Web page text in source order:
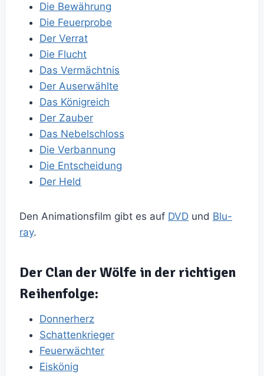
Die Bewährung
Die Feuerprobe
Der Verrat
Die Flucht
Das Vermächtnis
Der Auserwählte
Das Königreich
Der Zauber
Das Nebelschloss
Die Verbannung
Die Entscheidung
Der Held
Den Animationsfilm gibt es auf DVD und Blu-
ray.
Der Clan der Wölfe in der richtigen
Reihenfolge:
Donnerherz
Schattenkrieger
Feuerwächter
Eiskönig